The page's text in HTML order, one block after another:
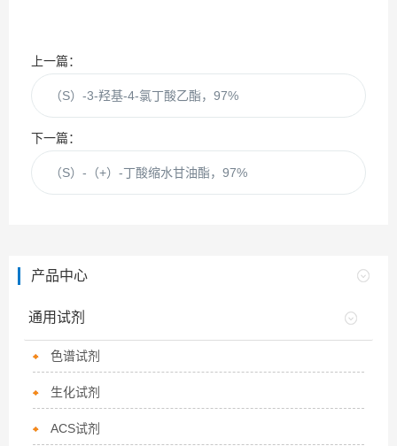
上一篇：
（S）-3-羟基-4-氯丁酸乙酯，97%
下一篇：
（S）-（+）-丁酸缩水甘油酯，97%
产品中心
通用试剂
色谱试剂
生化试剂
ACS试剂